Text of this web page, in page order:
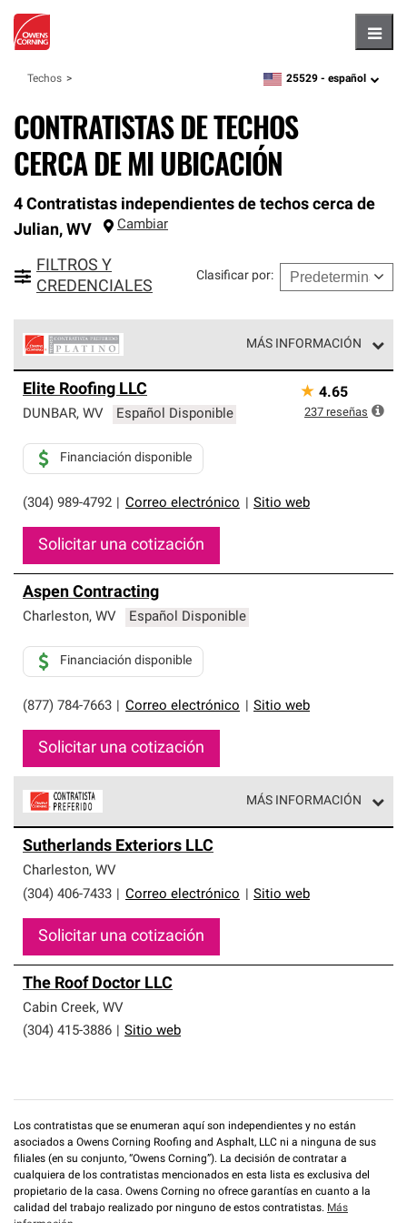
Techos zipcode,language
25529 - español
CONTRATISTAS DE TECHOS
CERCA DE MI UBICACIÓN
4 Contratistas independientes de techos cerca de
Julian, WV Cambiar
FILTROS Y
CREDENCIALES
Clasificar por:
MÁS INFORMACIÓN
Corning constituyen el nivel superior de nuestra red
exclusiva y cumplen con estándares estrictos de
Solo ellos pueden ofrecer nuestra mejor garantía de
sistemas de techos.
Elite Roofing LLC
DUNBAR, WV Español Disponible
(304) 989-4792 Correo electrónico Sitio web
Financiación disponible
Solicitar una cotización
★ 4.65
237 reseñas
Aspen Contracting
Charleston, WV Español Disponible
(877) 784-7663 Correo electrónico Sitio web
Financiación disponible
Solicitar una cotización
MÁS INFORMACIÓN
parte de una red exclusiva de profesionales de techos
que cumplen con altos estándares y requisitos estrictos
de profesionalismo y confiabilidad.
Sutherlands Exteriors LLC
Charleston, WV
(304) 406-7433
Correo electrónico Sitio web
Solicitar una cotización
The Roof Doctor LLC
Cabin Creek, WV
(304) 415-3886
Sitio web
Los contratistas que se enumeran aquí son independientes y no están
asociados a Owens Corning Roofing and Asphalt, LLC ni a ninguna de sus
filiales (en su conjunto, “Owens Corning”). La decisión de contratar a
cualquiera de los contratistas mencionados en esta lista es exclusiva del
propietario de la casa. Owens Corning no ofrece garantías en cuanto a la
calidad del trabajo realizado por ninguno de estos contratistas. Más